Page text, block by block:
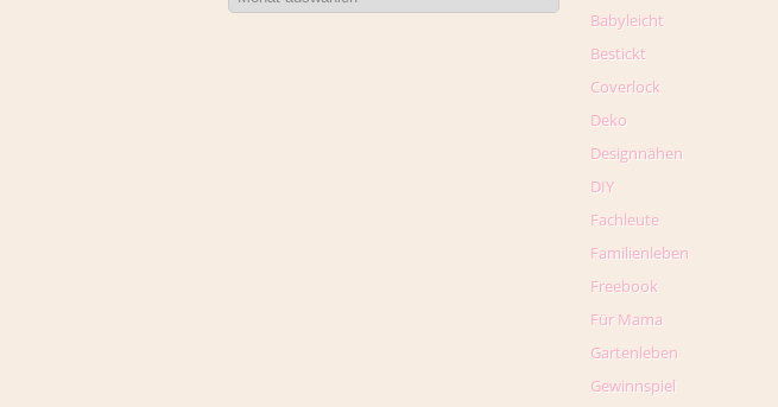
Babyleicht
Bestickt
Coverlock
Deko
Designnähen
DIY
Fachleute
Familienleben
Freebook
Für Mama
Gartenleben
Gewinnspiel